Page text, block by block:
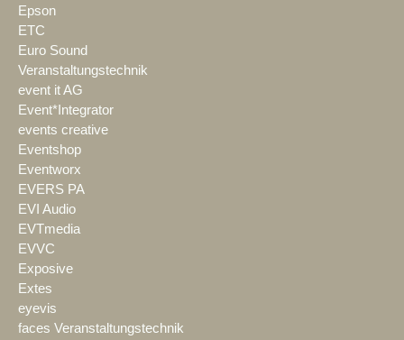
Epson
ETC
Euro Sound
Veranstaltungstechnik
event it AG
Event*Integrator
events creative
Eventshop
Eventworx
EVERS PA
EVI Audio
EVTmedia
EVVC
Exposive
Extes
eyevis
faces Veranstaltungstechnik